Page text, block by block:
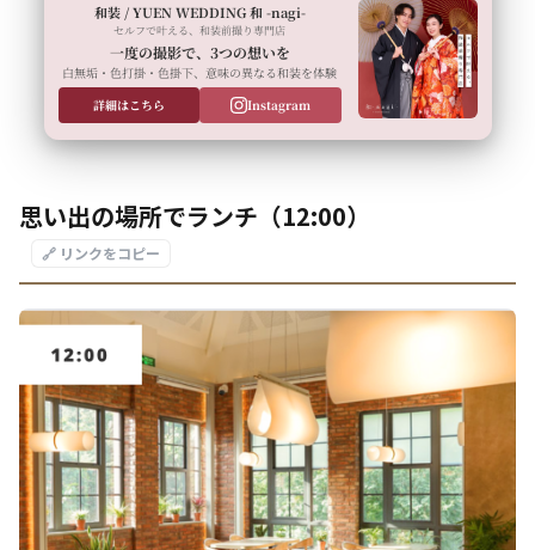
和装 / YUEN WEDDING 和 -nagi-
セルフで叶える、和装前撮り専門店
一度の撮影で、3つの想いを
白無垢・色打掛・色掛下、意味の異なる和装を体験
詳細はこちら
Instagram
思い出の場所でランチ（12:00）
🔗 リンクをコピー